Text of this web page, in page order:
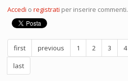
fare
lo
sguardo
cattivo
non
e'
Accedi o registrati per inserire commenti.
first previous 1 2 3 4
last